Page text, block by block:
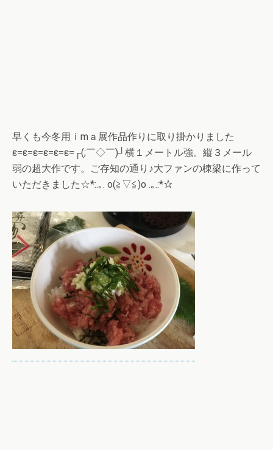
早くも今冬用ｉmａ展作品作りに取り掛かりました
ε=ε=ε=ε=ε=ε=┌(;￣◇￣)┘横１メートル強。縦３メール
弱の超大作です。ご存知の通り♪大ファンの棟梁に作って
いただきました☆*:.｡. o(≧▽≦)o .｡.:*☆